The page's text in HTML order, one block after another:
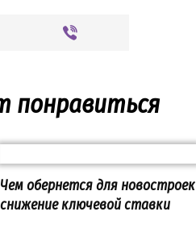
Чем обернется для новостроек
снижение ключевой ставки